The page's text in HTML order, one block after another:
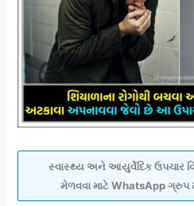
સ્વાસ્થ્ય અને આયુર્વેદિક ઉપચાર
મેળવવા માટે WhatsApp ગ્રુપ